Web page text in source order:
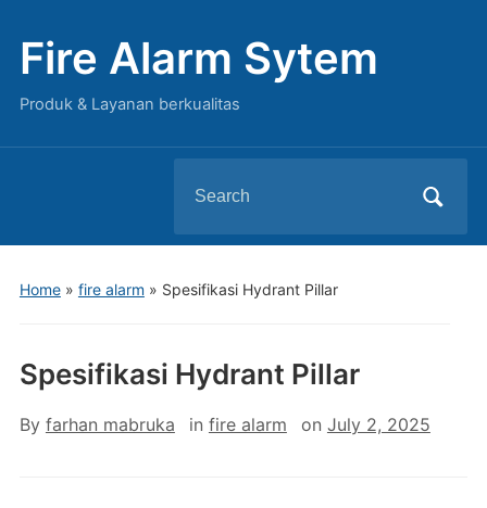
Fire Alarm Sytem
Produk & Layanan berkualitas
for:
Home» fire alarm » Spesifikasi Hydrant Pillar
Spesifikasi Hydrant Pillar
By farhan mabruka in fire alarm on July 2, 2025